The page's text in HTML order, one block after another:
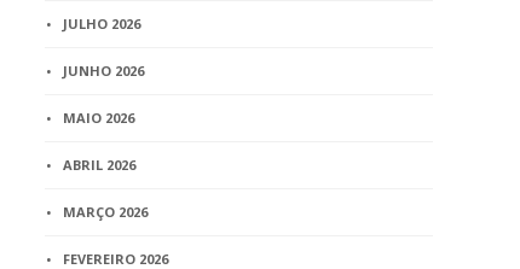
JULHO 2026
JUNHO 2026
MAIO 2026
ABRIL 2026
MARÇO 2026
FEVEREIRO 2026